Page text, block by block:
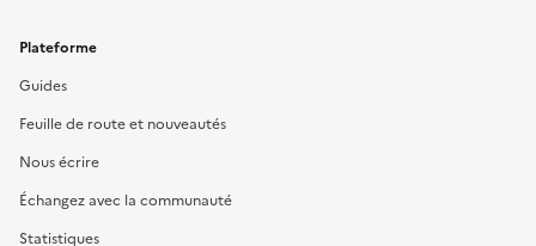
Plateforme
Guides
Feuille de route et nouveautés
Nous écrire
Échangez avec la communauté
Statistiques